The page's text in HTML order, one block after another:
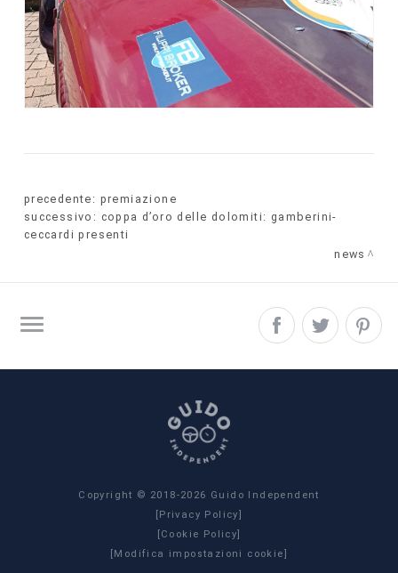
precedente: premiazione
successivo: coppa d’oro delle dolomiti: gamberini-
ceccardi presenti
news
SITE MAP
Copyright © 2018-2026 Guido Independent
[Privacy Policy]
[Cookie Policy]
[Modifica impostazioni cookie]